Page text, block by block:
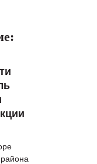
ПОРТАЛ
НЕДЕЛИ
ЖИЗНИ